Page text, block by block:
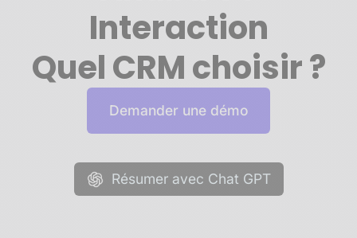
Interaction
Quel CRM choisir ?
Demander une démo
Résumer avec Chat GPT